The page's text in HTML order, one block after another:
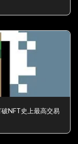
NFT史上最高交易